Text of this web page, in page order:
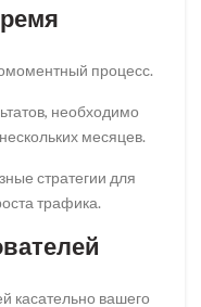
процесс.
необходимо
месяцев.
стратегии для
трафика.
касательно вашего